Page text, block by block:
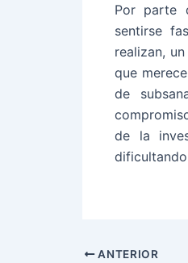
Por parte
sentirse
realizan,
que
de
de la
ANTERIOR